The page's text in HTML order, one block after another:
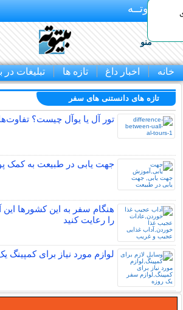
بـیتوتــه
منو
خانه اخبار داغ تازه ها تبلیغات در
تازه های دانستنی های سفر
تور آل یا یوآل چیست؟
جهت یابی در طبیعت به کمک
هنگام سفر به این کشورها
را رعایت کنید
لوازم مورد نیاز برای کمپینگ